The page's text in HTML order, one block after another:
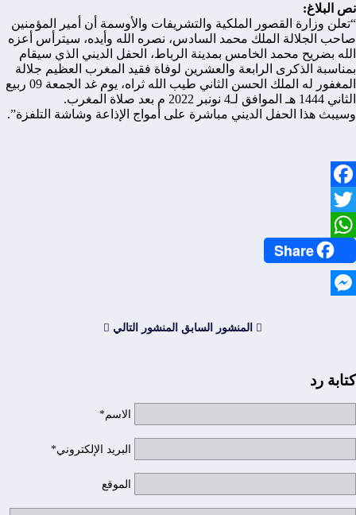
نص البلاغ:
“تعلن وزارة القصور الملكية والتشريفات والأوسمة أن أمير المؤمنين
صاحب الجلالة الملك محمد السادس، نصره الله وأيده، سيترأس أعزه
الله بضريح محمد الخامس بمدينة الرباط، الحفل الديني الذي سيقام
بمناسبة الذكرى الرابعة والعشرين لوفاة فقيد المغرب العظيم جلالة
المغفور له الملك الحسن الثاني طيب الله ثراه، يوم غد الجمعة 09 ربيع
الثاني 1444 هـ الموافق لـ4 نونبر 2022 م بعد صلاة المغرب.
وسيبث هذا الحفل الديني مباشرة على أمواج الإذاعة وشاشة التلفزة”.
Facebook
Twitter
WhatsApp
Share
المنشور السابق المنشور التالي
كتابة رد
الاسم*
البريد الإلكتروني*
الموقع